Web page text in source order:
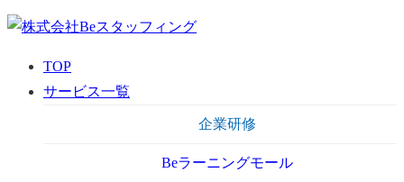
TOP
サービス一覧
企業研修
Beラーニングモール